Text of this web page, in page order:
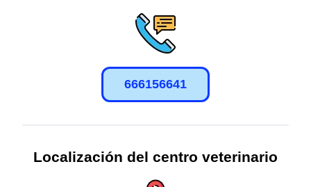
666156641
Localización del centro veterinario